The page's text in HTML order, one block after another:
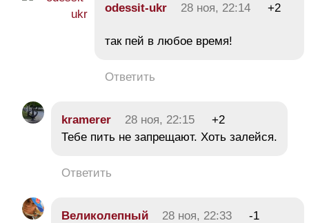
odessit-ukr 28 ноя, 22:14 +2
так пей в любое время!
Ответить
kramerer 28 ноя, 22:15
+2
Тебе пить не запрещают. Хоть залейся.
Ответить
Великолепный 28 ноя, 22:33
-1